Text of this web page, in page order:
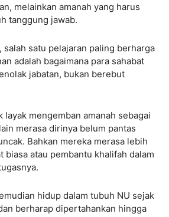
melainkan amanah yang harus
tanggung jawab.
salah satu pelajaran paling berharga
adalah bagaimana para sahabat
jabatan, bukan berebut
layak mengemban amanah sebagai
merasa dirinya belum pantas
Bahkan mereka merasa lebih
biasa atau pembantu khalifah dalam
hidup dalam tubuh NU sejak
berharap dipertahankan hingga